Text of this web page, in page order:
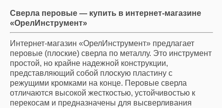
Сверла перовые — купить в интернет-магазине
«ОрелИнструмент»
Интернет-магазин «ОрелИнструмент» предлагает
перовые (плоские) сверла по металлу. Это инструмент
простой, но крайне надежной конструкции,
представляющий собой плоскую пластину с
режущими кромками на конце. Перовые сверла
отличаются высокой жесткостью, устойчивостью к
перекосам и предназначены для высверливания